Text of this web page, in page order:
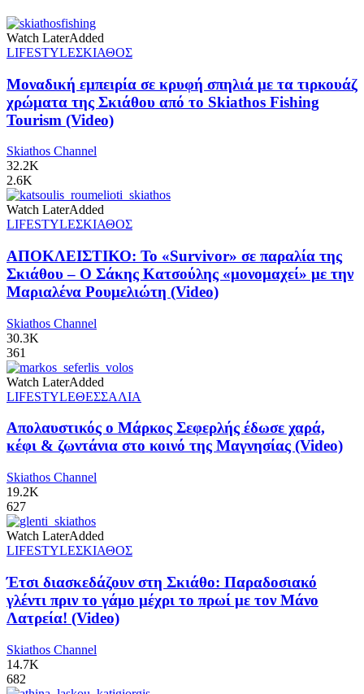
Watch LaterAdded
LIFESTYLEΣΚΙΑΘΟΣ
Μοναδική εμπειρία σε κρυφή σπηλιά με τα τιρκουάζ
χρώματα της Σκιάθου από το Skiathos Fishing
Tourism (Video)
Skiathos Channel
32.2K
2.6K
Watch LaterAdded
LIFESTYLEΣΚΙΑΘΟΣ
ΑΠΟΚΛΕΙΣΤΙΚΟ: Το «Survivor» σε παραλία της
Σκιάθου – Ο Σάκης Κατσούλης «μονομαχεί» με την
Μαριαλένα Ρουμελιώτη (Video)
Skiathos Channel
30.3K
361
Watch LaterAdded
LIFESTYLEΘΕΣΣΑΛΙΑ
Απολαυστικός ο Μάρκος Σεφερλής έδωσε χαρά,
κέφι & ζωντάνια στο κοινό της Μαγνησίας (Video)
Skiathos Channel
19.2K
627
Watch LaterAdded
LIFESTYLEΣΚΙΑΘΟΣ
Έτσι διασκεδάζουν στη Σκιάθο: Παραδοσιακό
γλέντι πριν το γάμο μέχρι το πρωί με τον Μάνο
Λατρεία! (Video)
Skiathos Channel
14.7K
682